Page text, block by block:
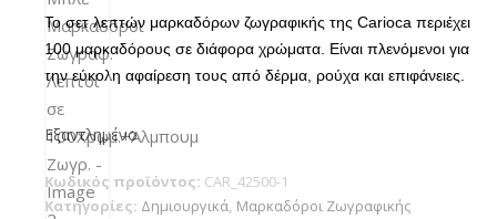
Το σετ λεπτών μαρκαδόρων ζωγραφικής της Carioca περιέχει
100 μαρκαδόρους σε διάφορα χρώματα. Είναι πλενόμενοι για
την εύκολη αφαίρεση τους από δέρμα, ρούχα και επιφάνειες.
Εξαντλημένο
Κωδικός προϊόντος: CAR_42500-1
Κατηγορίες: Δημιουργικά, Μαρκαδόροι Ζωγραφικής